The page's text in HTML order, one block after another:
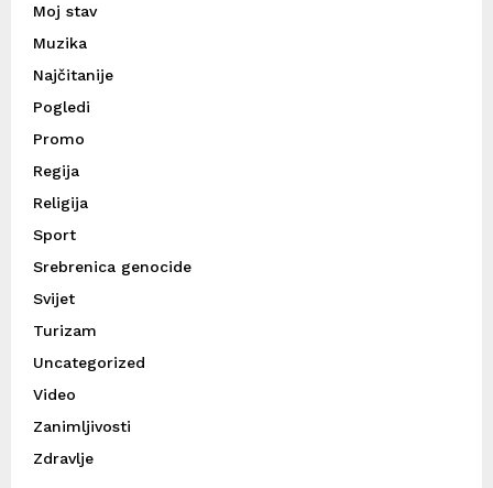
Moj stav
Muzika
Najčitanije
Pogledi
Promo
Regija
Religija
Sport
Srebrenica genocide
Svijet
Turizam
Uncategorized
Video
Zanimljivosti
Zdravlje